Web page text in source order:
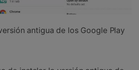
antigua de los Google Play